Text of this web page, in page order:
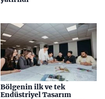
Bölgenin ilk ve tek
Endüstriyel Tasarım